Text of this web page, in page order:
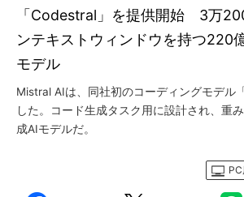
「Codestral」を提供開始 3万
ンテキストウィンドウを持つ220
モデル
Mistral AIは、同社初のコーディングモデル
した。コード生成タスク用に設計され、重
成AIモデルだ。